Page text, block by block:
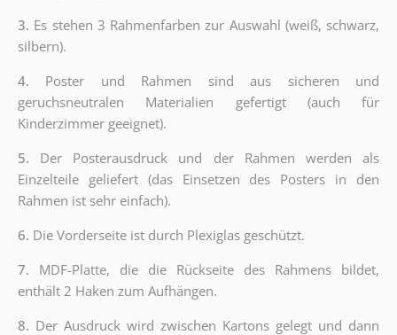
3. Es stehen 3 Rahmenfarben zur Auswahl (weiß, schwarz,
silbern).
4. Poster und Rahmen sind aus sicheren und
geruchsneutralen Materialien gefertigt (auch für
Kinderzimmer geeignet).
5. Der Posterausdruck und der Rahmen werden als
Einzelteile geliefert (das Einsetzen des Posters in den
Rahmen ist sehr einfach).
6. Die Vorderseite ist durch Plexiglas geschützt.
7. MDF-Platte, die die Rückseite des Rahmens bildet,
enthält 2 Haken zum Aufhängen.
8. Der Ausdruck wird zwischen Kartons gelegt und dann